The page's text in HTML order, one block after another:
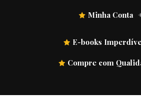
Minha Conta
E-books
Compre com